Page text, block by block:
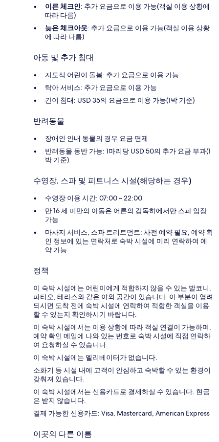
이른 체크인: 추가 요금으로 이용 가능(객실 이용 상황에
따라 다름)
늦은 체크아웃: 추가 요금으로 이용 가능(객실 이용 상황
에 따라 다름)
아동 및 추가 침대
지도식 어린이 돌봄: 추가 요금으로 이용 가능
탁아 서비스: 추가 요금으로 이용 가능
간이 침대: USD 35의 요금으로 이용 가능(1박 기준)
반려동물
장애인 안내 동물의 경우 요금 면제
반려동물 동반 가능: 1마리당 USD 50의 추가 요금 부과(1
박 기준)
수영장, 스파 및 피트니스 시설(해당하는 경우)
수영장 이용 시간: 07:00 ~ 22:00
만 16 세 미만의 아동은 어른의 감독하에서만 스파 입장
가능
마사지 서비스, 스파 트리트먼트: 사전 예약 필요, 예약 확
인 정보에 있는 연락처로 숙박 시설에 미리 연락하여 예
약 가능
정책
이 숙박 시설에는 어린이에게 적합하지 않을 수 있는 발코니,
파티오, 테라스와 같은 야외 공간이 있습니다. 이 부분이 염려
되시면 도착 전에 숙박 시설에 연락하여 적합한 객실을 이용
할 수 있는지 확인하시기 바랍니다.
이 숙박 시설에서는 이용 상황에 따라 객실 연결이 가능하며,
예약 확인 메일에 나와 있는 번호로 숙박 시설에 직접 연락하
여 요청하실 수 있습니다.
이 숙박 시설에는 엘리베이터가 없습니다.
소화기 등 시설 내에 고객이 안심하고 숙박할 수 있는 환경이
갖춰져 있습니다.
이 숙박 시설에서는 신용카드로 결제하실 수 있습니다. 현금
은 받지 않습니다.
결제 가능한 신용카드: Visa, Mastercard, American Express
이곳의 다른 이름